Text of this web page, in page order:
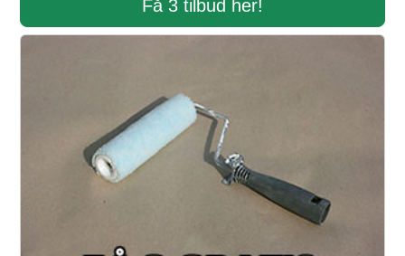
Få 3 tilbud her!